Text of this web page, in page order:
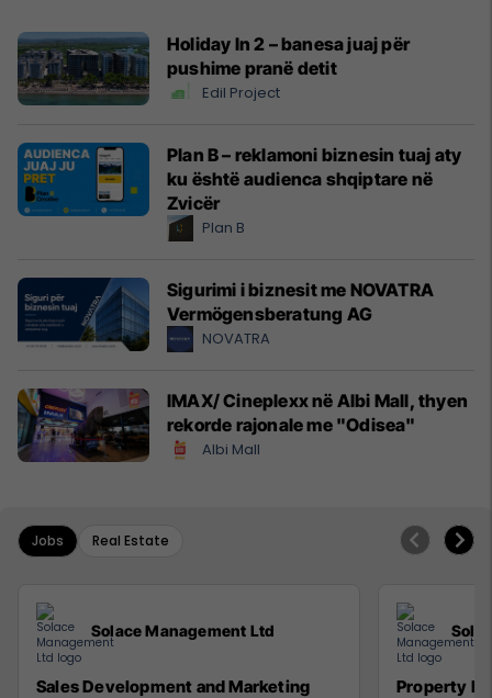
Holiday In 2 – banesa juaj për
pushime pranë detit
Edil Project
Plan B – reklamoni biznesin tuaj aty
ku është audienca shqiptare në
Zvicër
Plan B
Sigurimi i biznesit me NOVATRA
Vermögensberatung AG
NOVATRA
IMAX/ Cineplexx në Albi Mall, thyen
rekorde rajonale me "Odisea"
Albi Mall
Jobs Real Estate
Solace Management Ltd
Sales Development and Marketing
Property